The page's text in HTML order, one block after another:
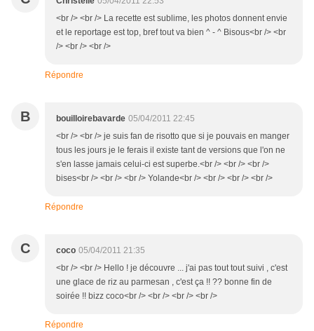
<br /> <br /> La recette est sublime, les photos donnent envie
et le reportage est top, bref tout va bien ^ - ^ Bisous<br /> <br
/> <br /> <br />
Répondre
B bouilloirebavarde 05/04/2011 22:45
<br /> <br /> je suis fan de risotto que si je pouvais en manger
tous les jours je le ferais il existe tant de versions que l'on ne
s'en lasse jamais celui-ci est superbe.<br /> <br /> <br />
bises<br /> <br /> <br /> Yolande<br /> <br /> <br /> <br />
Répondre
C coco 05/04/2011 21:35
<br /> <br /> Hello ! je découvre ... j'ai pas tout tout suivi , c'est
une glace de riz au parmesan , c'est ça !! ?? bonne fin de
soirée !! bizz coco<br /> <br /> <br /> <br />
Répondre